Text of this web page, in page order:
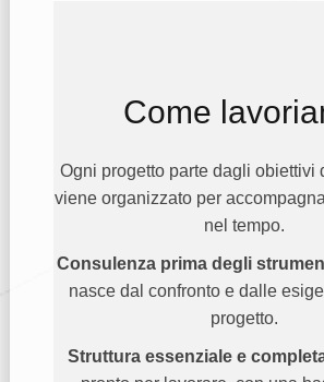
Come
Ogni progetto parte dagli obiettivi
viene organizzato per
nel tempo.
Consulenza prima degli
nasce dal confronto e dalle
progetto.
Struttura essenziale e